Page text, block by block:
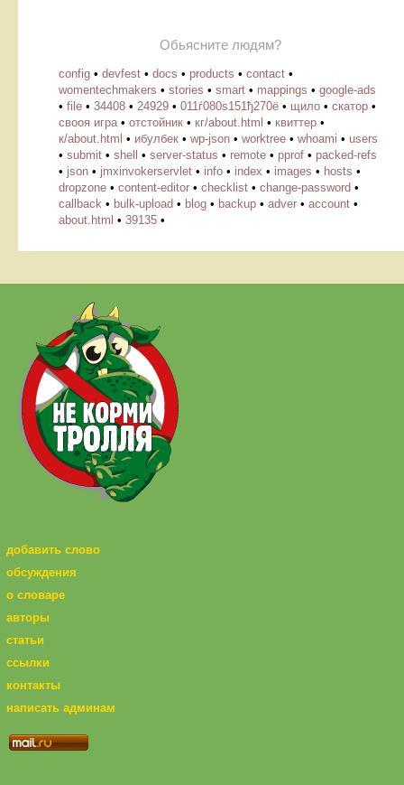
Обьясните людям?
config • devfest • docs • products • contact •
womentechmakers • stories • smart • mappings • google-ads
• file • 34408 • 24929 • 011ѓ080ѕ151ђ270ё • щило • скатор •
свооя игра • отстойник • кг/about.html • квиттер •
к/about.html • ибулбек • wp-json • worktree • whoami • users
• submit • shell • server-status • remote • pprof • packed-refs
• json • jmxinvokerservlet • info • index • images • hosts •
dropzone • content-editor • checklist • change-password •
callback • bulk-upload • blog • backup • adver • account •
about.html • 39135 •
добавить слово
обсуждения
о словаре
авторы
статьи
ссылки
контакты
написать админам